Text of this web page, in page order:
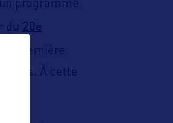
programme
du 20e
la première
Unis. À cette